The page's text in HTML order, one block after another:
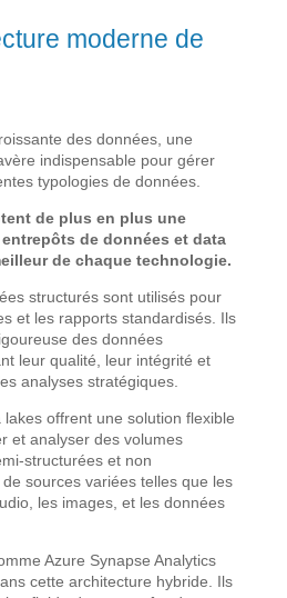
moderne de
des données, une
indispensable pour gérer
typologies de données.
de plus en plus une
de données et data
de chaque technologie.
structurés sont utilisés pour
et les rapports standardisés. Ils
des données
leur qualité, leur intégrité et
analyses stratégiques.
offrent une solution flexible
et analyser des volumes
structurées et non
sources variées telles que les
les images, et les données
Azure Synapse Analytics
cette architecture hybride. Ils